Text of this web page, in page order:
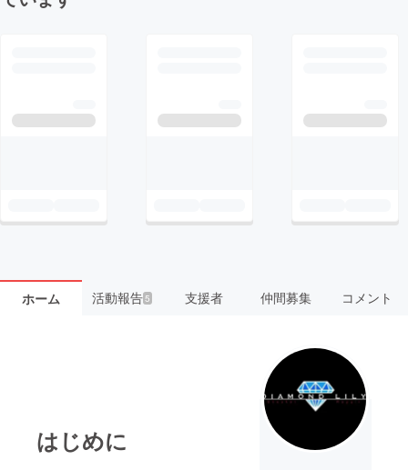
ホーム 活動報告5 支援者 仲間募集 コメント
はじめに